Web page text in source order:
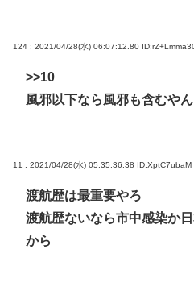
124 : 2021/04/28(水) 06:07:12.80
>>10
風邪以下なら風邪も含むやん
11 : 2021/04/28(水) 05:35:36.38 ID:XptC7ubaM
渡航歴は最重要やろ
渡航歴ないなら市中感染か
から